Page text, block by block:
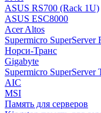
ASUS RS700 (Rack 1U)
ASUS ESC8000
Acer Altos
Supermicro SuperServer
Норси-Транс
Gigabyte
Supermicro SuperServer
AIC
MSI
Память для серверов